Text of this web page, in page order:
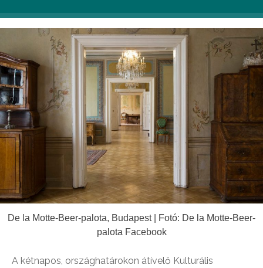
De la Motte-Beer-palota, Budapest | Fotó: De la Motte-Beer-
palota Facebook
A kétnapos, országhatárokon átívelő Kulturális